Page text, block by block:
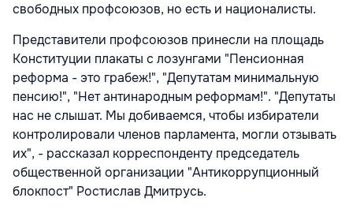
свободных профсоюзов, но есть и националисты.
Представители профсоюзов принесли на площадь
Конституции плакаты с лозунгами "Пенсионная
реформа - это грабеж!", "Депутатам минимальную
пенсию!", "Нет антинародным реформам!". "Депутаты
нас не слышат. Мы добиваемся, чтобы избиратели
контролировали членов парламента, могли отзывать
их", - рассказал корреспонденту председатель
общественной организации "Антикоррупционный
блокпост" Ростислав Дмитрусь.